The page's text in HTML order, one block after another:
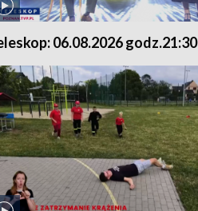
06.08.2026 godz.21:30